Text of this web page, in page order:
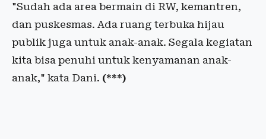
"Sudah ada area bermain di RW, kemantren,
dan puskesmas. Ada ruang terbuka hijau
publik juga untuk anak-anak. Segala kegiatan
kita bisa penuhi untuk kenyamanan anak-
anak," kata Dani. (***)